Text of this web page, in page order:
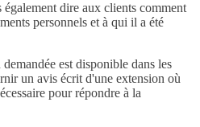
dire aux clients comment
personnels et à qui il a été
est disponible dans les
un avis écrit d'une extension où
pour répondre à la